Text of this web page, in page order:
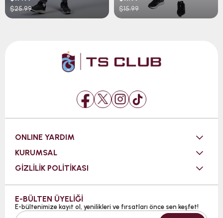
$25.99
$15.99
ONLINE YARDIM
KURUMSAL
GİZLİLİK POLİTİKASI
E-BÜLTEN ÜYELİĞİ
E-bültenimize kayıt ol, yenilikleri ve fırsatları önce sen keşfet!